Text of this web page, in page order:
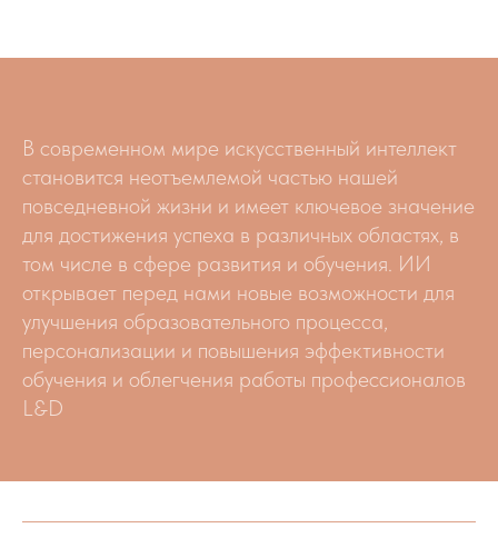
В современном мире искусственный интеллект
становится неотъемлемой частью нашей
повседневной жизни и имеет ключевое значение
для достижения успеха в различных областях, в
том числе в сфере развития и обучения. ИИ
открывает перед нами новые возможности для
улучшения образовательного процесса,
персонализации и повышения эффективности
обучения и облегчения работы профессионалов
L&D